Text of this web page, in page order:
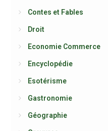
Contes et Fables
Droit
Economie Commerce
Encyclopédie
Esotérisme
Gastronomie
Géographie